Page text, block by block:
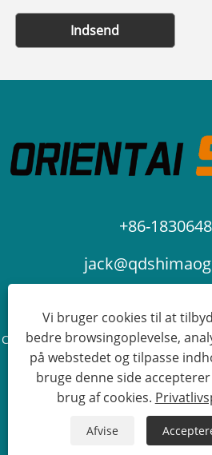
Indsend
+86-
Copyright © 2023 Qingdao Oriental
Ltd. - Food Truck, Food Trailer,
forbeholdes.
Links
Sitemap RSS XML
Vi bruger cookies til at
bedre browsingoplevelse,
på webstedet og tilpasse
bruge denne side
brug af cookies.
Afvise